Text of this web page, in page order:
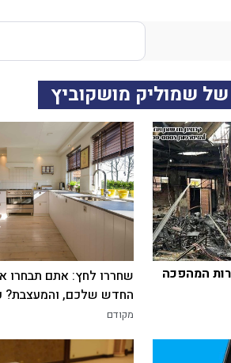
שמוליק מושקוביץ
המהפכה
שחררו לחץ: אתם תבחרו
החדש שלכם, והמעצבת?
מקודם